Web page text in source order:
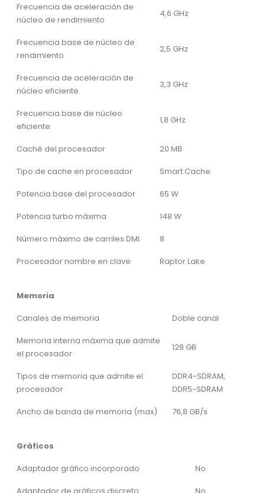
Frecuencia de aceleración de
núcleo de rendimiento
4,6 GHz
Frecuencia base de núcleo de
rendimiento
2,5 GHz
Frecuencia de aceleración de
núcleo eficiente
3,3 GHz
Frecuencia base de núcleo
eficiente
1,8 GHz
Caché del procesador
20 MB
Tipo de cache en procesador
Smart Cache
Potencia base del procesador
65 W
Potencia turbo máxima
148 W
Número máximo de carriles DMI
8
Procesador nombre en clave
Raptor Lake
Memoria
Canales de memoria
Doble canal
Memoria interna máxima que admite
el procesador
128 GB
Tipos de memoria que admite el
procesador
DDR4-SDRAM,
DDR5-SDRAM
Ancho de banda de memoria (max)
76,8 GB/s
Gráficos
Adaptador gráfico incorporado
No